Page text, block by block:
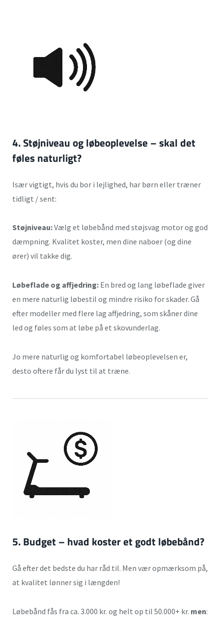
4. Støjniveau og løbeoplevelse – skal det
føles naturligt?
Især vigtigt, hvis du bor i lejlighed, har børn eller træner
tidligt / sent:
Støjniveau:Vælg et løbebånd med støjsvag motor og god
dæmpning. Kvalitet koster, men dine naboer (og dine
ører) vil takke dig.
Løbeflade og affjedring: En bred og lang løbeflade giver
en mere naturlig løbestil og mindre risiko for skader. Gå
efter modeller med flere lag affjedring, som skåner dine
led og føles som at løbe på et skovunderlag.
Jo mere naturlig og komfortabel løbeoplevelsen er,
desto oftere får du lyst til at træne.
5. Budget– hvad koster et godt løbebånd?
Gå efter det bedste du har råd til. Men vær opmærksom på,
at kvalitet lønner sig i længden!
Løbebånd fås fra ca. 3.000 kr. og helt op til 50.000+ kr. men: